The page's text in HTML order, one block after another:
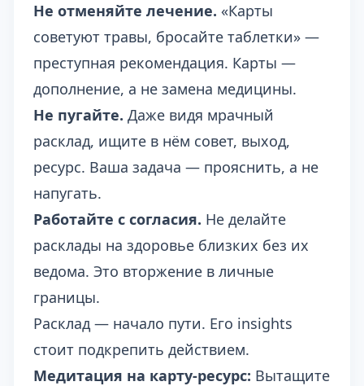
Не отменяйте лечение. «Карты
советуют травы, бросайте таблетки» —
преступная рекомендация. Карты —
дополнение, а не замена медицины.
Не пугайте. Даже видя мрачный
расклад, ищите в нём совет, выход,
ресурс. Ваша задача — прояснить, а не
напугать.
Работайте с согласия. Не делайте
расклады на здоровье близких без их
ведома. Это вторжение в личные
границы.
Расклад — начало пути. Его insights
стоит подкрепить действием.
Медитация на карту-ресурс: Вытащите